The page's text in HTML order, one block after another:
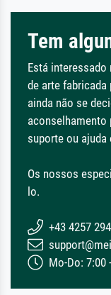
Tem
Está
de arte fabricada
ainda não se
aconselhamento
suporte ou
Os nossos
lo.
+43 4257
Mo-Do: 7:00